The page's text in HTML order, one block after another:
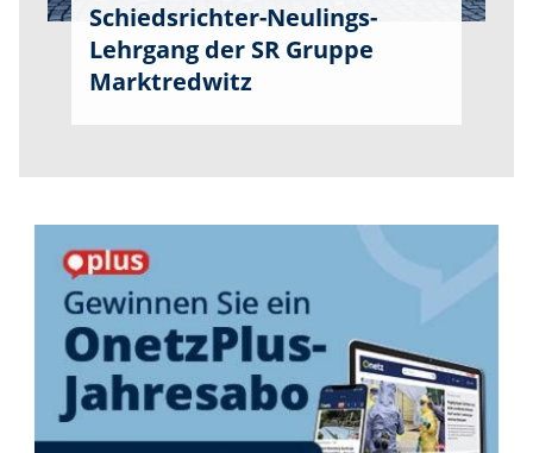
Schiedsrichter-Neulings-
Lehrgang der SR Gruppe
Marktredwitz